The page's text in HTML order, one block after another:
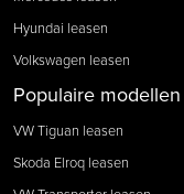
Hyundai leasen
Volkswagen leasen
Populaire modellen
VW Tiguan leasen
Skoda Elroq leasen